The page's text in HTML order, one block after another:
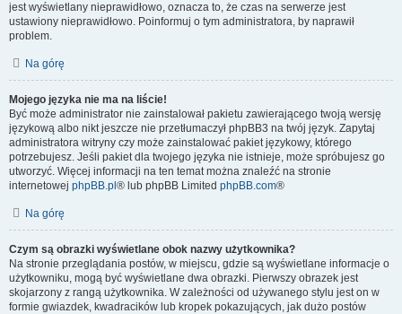
jest wyświetlany nieprawidłowo, oznacza to, że czas na serwerze jest
ustawiony nieprawidłowo. Poinformuj o tym administratora, by naprawił
problem.
Na górę
Mojego języka nie ma na liście!
Być może administrator nie zainstalował pakietu zawierającego twoją wersję
językową albo nikt jeszcze nie przetłumaczył phpBB3 na twój język. Zapytaj
administratora witryny czy może zainstalować pakiet językowy, którego
potrzebujesz. Jeśli pakiet dla twojego języka nie istnieje, może spróbujesz go
utworzyć. Więcej informacji na ten temat można znaleźć na stronie
internetowej phpBB.pl ® lub phpBB Limited phpBB.com®
Na górę
Czym są obrazki wyświetlane obok nazwy użytkownika?
Na stronie przeglądania postów, w miejscu, gdzie są wyświetlane informacje o
użytkowniku, mogą być wyświetlane dwa obrazki. Pierwszy obrazek jest
skojarzony z rangą użytkownika. W zależności od używanego stylu jest on w
formie gwiazdek, kwadracików lub kropek pokazujących, jak dużo postów